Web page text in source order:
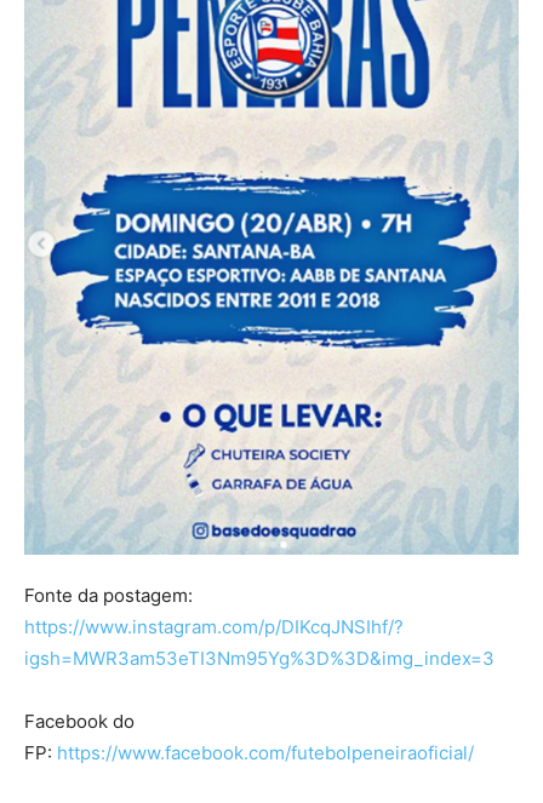
Fonte da postagem:
https://www.instagram.com/p/DIKcqJNSIhf/?
igsh=MWR3am53eTI3Nm95Yg%3D%3D&img_index=3
Facebook do
FP: https://www.facebook.com/futebolpeneiraoficial/